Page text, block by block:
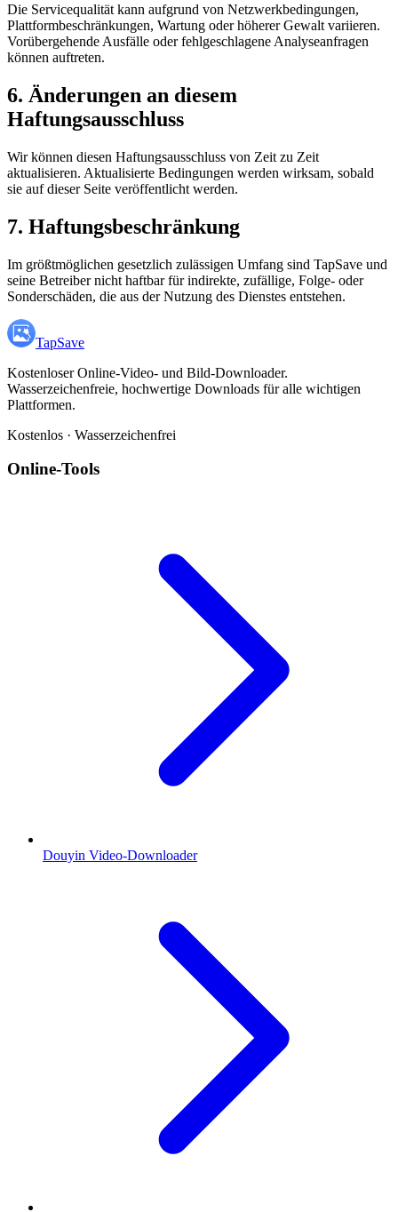
Die Servicequalität kann aufgrund von Netzwerkbedingungen,
Plattformbeschränkungen, Wartung oder höherer Gewalt variieren.
Vorübergehende Ausfälle oder fehlgeschlagene Analyseanfragen
können auftreten.
6. Änderungen an diesem
Haftungsausschluss
Wir können diesen Haftungsausschluss von Zeit zu Zeit
aktualisieren. Aktualisierte Bedingungen werden wirksam, sobald
sie auf dieser Seite veröffentlicht werden.
7. Haftungsbeschränkung
Im größtmöglichen gesetzlich zulässigen Umfang sind TapSave und
seine Betreiber nicht haftbar für indirekte, zufällige, Folge- oder
Sonderschäden, die aus der Nutzung des Dienstes entstehen.
TapSave
Kostenloser Online-Video- und Bild-Downloader.
Wasserzeichenfreie, hochwertige Downloads für alle wichtigen
Plattformen.
Kostenlos · Wasserzeichenfrei
Online-Tools
Douyin Video-Downloader